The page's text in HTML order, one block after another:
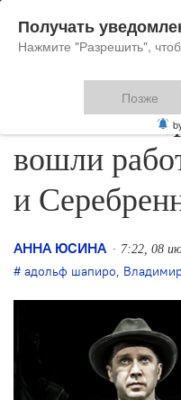
В
вошли
и
АННА ЮСИНА 7:22, 08
адольф шапиро,
Получать
Нажмите "Разрешить",
Позже